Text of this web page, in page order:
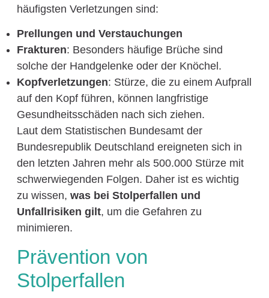
häufigsten Verletzungen sind:
Prellungen und Verstauchungen
Frakturen: Besonders häufige Brüche sind
solche der Handgelenke oder der Knöchel.
Kopfverletzungen: Stürze, die zu einem Aufprall
auf den Kopf führen, können langfristige
Gesundheitsschäden nach sich ziehen.
Laut dem Statistischen Bundesamt der
Bundesrepublik Deutschland ereigneten sich in
den letzten Jahren mehr als 500.000 Stürze mit
schwerwiegenden Folgen. Daher ist es wichtig
zu wissen, was bei Stolperfallen und
Unfallrisiken gilt, um die Gefahren zu
minimieren.
Prävention von
Stolperfallen